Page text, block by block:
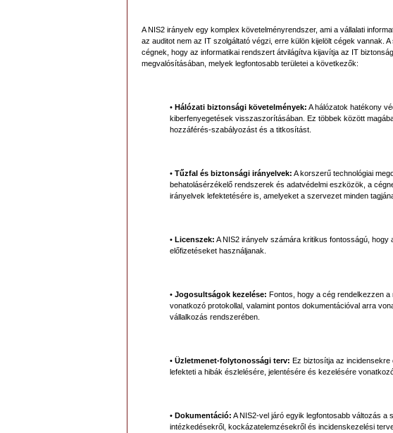
A NIS2 irányelv egy komplex követelményrendszer, ami a vállalati
az auditot nem az IT szolgáltató végzi, erre külön kijelölt cégek vannak.
cégnek, hogy az informatikai rendszert átvilágítva kijavítja az IT
megvalósításában, melyek legfontosabb területei a következők:
• Hálózati biztonsági követelmények: A hálózatok hatékony
kiberfenyegetések visszaszorításában. Ez többek között
hozzáférés-szabályozást és a titkosítást.
• Tűzfal és biztonsági irányelvek: A korszerű technológiai
behatolásérzékelő rendszerek és adatvédelmi eszközök, a
irányelvek lefektetésére is, amelyeket a szervezet minden
• Licenszek: A NIS2 irányelv számára kritikus fontosságú,
előfizetéseket használjanak.
• Jogosultságok kezelése: Fontos, hogy a cég rendelkezzen
vonatkozó protokollal, valamint pontos dokumentációval arra
vállalkozás rendszerében.
• Üzletmenet-folytonossági terv: Ez biztosítja az
lefekteti a hibák észlelésére, jelentésére és kezelésére
• Dokumentáció: A NIS2-vel járó egyik legfontosabb változás
intézkedésekről, kockázatelemzésekről és incidenskezelési